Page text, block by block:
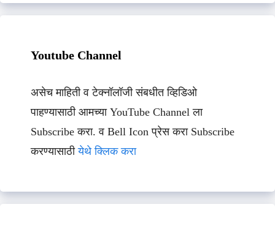
Youtube Channel
असेच माहिती व टेक्नॉलॉजी संबधीत व्हिडिओ
पाहण्यासाठी आमच्या YouTube Channel ला
Subscribe करा. व Bell Icon प्रेस करा Subscribe
करण्यासाठीयेथे क्लिक करा